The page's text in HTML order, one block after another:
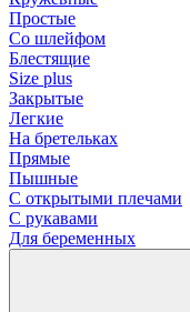
Простые
Со шлейфом
Блестящие
Size plus
Закрытые
Легкие
На бретельках
Прямые
Пышные
С открытыми плечами
С рукавами
Для беременных